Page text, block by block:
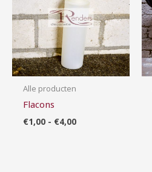
Alle producten
Flacons
€1,00 - €4,00